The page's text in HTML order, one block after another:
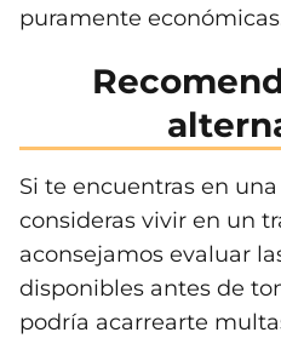
puramente
Si te encuentras en
consideras vivir en un
aconsejamos evaluar
disponibles antes de
podría acarrearte